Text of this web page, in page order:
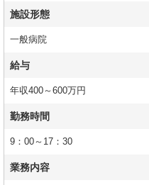
施設形態
一般病院
給与
年収400～600万円
勤務時間
9：00～17：30
業務内容